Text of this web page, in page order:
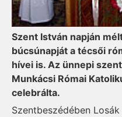
Szent István napján
búcsúnapját a técsői
hívei is. Az ünnepi
Munkácsi Római
celebrálta.
Szentbeszédében